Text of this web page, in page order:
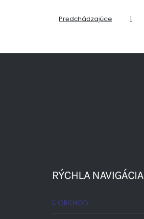
Predchádzajúce 1
RÝCHLA NAVIGÁCIA
OBCHOD